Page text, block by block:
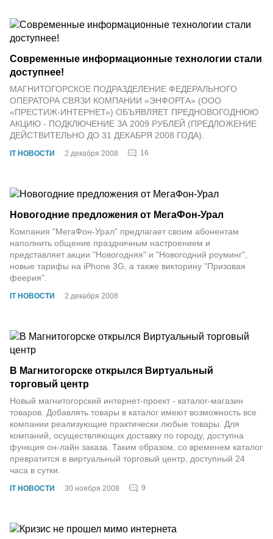
IT НОВОСТИ 2 декабря 2008 16
Современные информационные технологии стали
доступнее!
МАГНИТОГОРСКОЕ ПОДРАЗДЕЛЕНИЕ ФЕДЕРАЛЬНОГО
ОПЕРАТОРА СВЯЗИ КОМПАНИИ «ЭНФОРТА» (ООО
«ПРЕСТИЖ-ИНТЕРНЕТ») ОБЪЯВЛЯЕТ ПРЕДНОВОГОДНЮЮ
АКЦИЮ - ПОДКЛЮЧЕНИЕ ЗА 2009 РУБЛЕЙ (ПРЕДЛОЖЕНИЕ
ДЕЙСТВИТЕЛЬНО ДО 31 ДЕКАБРЯ 2008 ГОДА).
IT НОВОСТИ 2 декабря 2008
Новогодние предложения от МегаФон-Урал
Компания "МегаФон-Урал" предлагает своим абонентам
наполнить общение праздничным настроением и
представляет акции "Новогодняя" и "Новогодний роуминг",
новые тарифы на iPhone 3G, а также викторину "Призовая
феерия".
IT НОВОСТИ 30 ноября 2008 9
В Магнитогорске открылся Виртуальный
торговый центр
Новый магнитогорский интернет-проект - каталог-магазин
товаров. Добавлять товары в каталог имеют возможность все
компании реализующие практически любые товары. Для
компаний, осуществляющих доставку по городу, доступна
функция он-лайн заказа. Таким образом, со временем каталог
превратится в виртуальный торговый центр, доступный 24
часа в сутки.